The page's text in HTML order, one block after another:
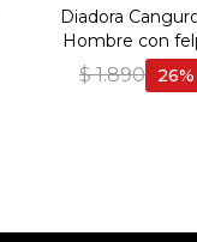
Diadora
Hombre con
$ 1.890 26